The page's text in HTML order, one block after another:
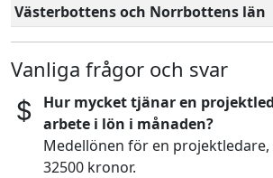
Västerbottens och Norrbottens län
Vanliga frågor och svar
Hur mycket tjänar en
arbete i lön i månaden?
Medellönen för en
32500 kronor.